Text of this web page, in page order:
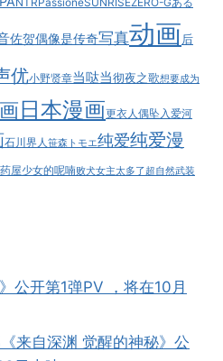
佐贺偶像是传奇写真动画后
优小野贤章当哒当彻夜之歌想要成为
日本漫画更衣人偶坠入爱河
石川界人笹森トモエ纯爱纯爱漫
药屋少女的呢喃败犬女主太多了超自然武装
公开第1弹PV ，将在10月
来自深渊 觉醒的神秘》公